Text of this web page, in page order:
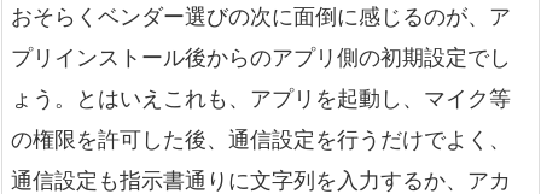
おそらくベンダー選びの次に面倒に感じるのが、ア
プリインストール後からのアプリ側の初期設定でし
ょう。とはいえこれも、アプリを起動し、マイク等
の権限を許可した後、通信設定を行うだけでよく、
通信設定も指示書通りに文字列を入力するか、アカ